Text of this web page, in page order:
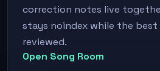
correction notes live
stays noindex while the best
reviewed.
Open Song Room